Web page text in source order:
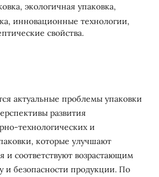
экологичная упаковка,
инновационные технологии,
свойства.
актуальные проблемы упаковки
развития
технологических и
которые улучшают
и соответствуют возрастающим
и безопасности продукции. По